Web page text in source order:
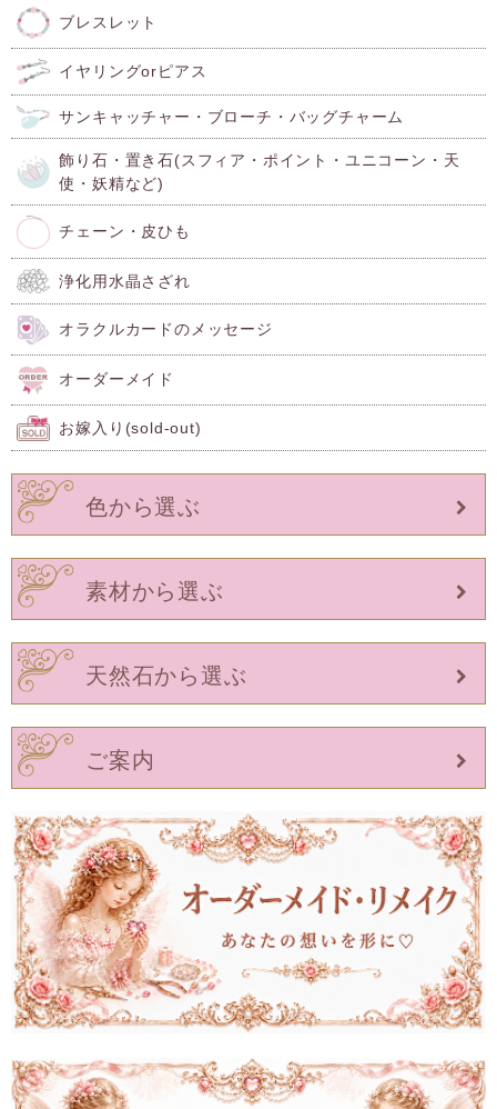
ブレスレット
イヤリングorピアス
サンキャッチャー・ブローチ・バッグチャーム
飾り石・置き石(スフィア・ポイント・ユニコーン・天
使・妖精など)
チェーン・皮ひも
浄化用水晶さざれ
オラクルカードのメッセージ
オーダーメイド
お嫁入り(sold-out)
色から選ぶ
素材から選ぶ
天然石から選ぶ
ご案内